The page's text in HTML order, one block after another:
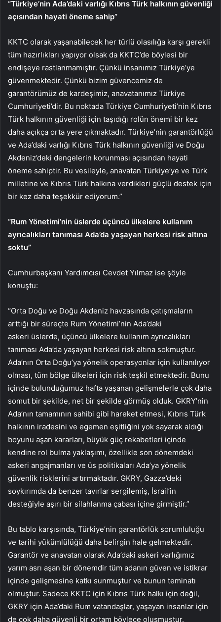
“Türkiye’nin Ada’daki varlığı Kıbrıs Türk halkının güvenliği
açısından hayati öneme sahip”
KKTC olarak yaşanabilecek her türlü olasılığa karşı gerekli
tüm hazırlıkları yapıyor olsak da KKTC’de böylesi bir
endişeye rastlanmamıştır. Çünkü insanımız Türkiye’ye
güvenmektedir. Çünkü bizim güvencemiz de
garantörümüz de kardeşimiz, anavatanımız Türkiye
Cumhuriyeti’dir. Bu noktada Türkiye Cumhuriyeti’nin Kıbrıs
Türk halkının güvenliği için taşıdığı rolün önemi bir kez
daha açıkça orta yere çıkmaktadır. Türkiye’nin garantörlüğü
ve Ada’daki varlığı Kıbrıs Türk halkının güvenliği ve Doğu
Akdeniz’deki dengelerin korunması açısından hayati
öneme sahiptir. Bu vesileyle, anavatan Türkiye’ye ve Türk
milletine ve Kıbrıs Türk halkına verdikleri güçlü destek için
bir kez daha teşekkür ediyorum.”
“Rum Yönetimi’nin üslerde üçüncü ülkelere kullanım
ayrıcalıkları tanıması Ada’da yaşayan herkesi risk altına
soktu”
Cumhurbaşkanı Yardımcısı Cevdet Yılmaz ise şöyle
konuştu:
“Orta Doğu ve Doğu Akdeniz havzasında çatışmaların
arttığı bir süreçte Rum Yönetimi’nin Ada’daki
askeri üslerde, üçüncü ülkelere kullanım ayrıcalıkları
tanıması Ada’da yaşayan herkesi risk altına sokmuştur.
Ada’nın Orta Doğu’ya yönelik operasyonlar için kullanılıyor
olması, tüm bölge ülkeleri için risk teşkil etmektedir. Bunu
içinde bulunduğumuz hafta yaşanan gelişmelerle çok daha
somut bir şekilde, net bir şekilde görmüş olduk. GKRY’nin
Ada’nın tamamının sahibi gibi hareket etmesi, Kıbrıs Türk
halkının iradesini ve egemen eşitliğini yok sayarak aldığı
boyunu aşan kararları, büyük güç rekabetleri içinde
kendine rol bulma yaklaşımı, özellikle son dönemdeki
askeri angajmanları ve üs politikaları Ada’ya yönelik
güvenlik risklerini artırmaktadır. GKRY, Gazze’deki
soykırımda da benzer tavırlar sergilemiş, İsrail’in
desteğiyle aşırı bir silahlanma çabası içine girmiştir.”
Bu tablo karşısında, Türkiye’nin garantörlük sorumluluğu
ve tarihi yükümlülüğü daha belirgin hale gelmektedir.
Garantör ve anavatan olarak Ada’daki askeri varlığımız
yarım asrı aşan bir dönemdir tüm adanın güven ve istikrar
içinde gelişmesine katkı sunmuştur ve bunun teminatı
olmuştur. Sadece KKTC için Kıbrıs Türk halkı için değil,
GKRY için Ada’daki Rum vatandaşlar, yaşayan insanlar için
de çok daha güvenli bir ortam böylece oluşmuştur.